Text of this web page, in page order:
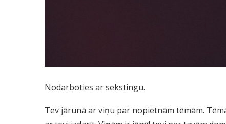
Nodarboties ar sekstingu.
Tev jārunā ar viņu par nopietnām tēmām.